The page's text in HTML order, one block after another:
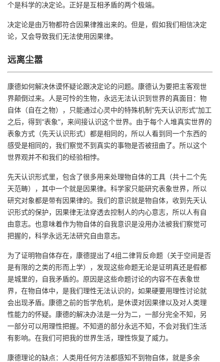
个是科学的决定论。正好是互相矛盾的两个极端。
决定论是由万物都符合因果律推出来的。但是，假如我们相信决定
论，又会导致我们无法使用因果律。
远离尘嚣
康德如何解决休谟怀疑论跟决定论的问题。康德认为要把主客观世
界颠倒过来。人是可怜的生物，永远无法认识到世界的真面目：物
自体（自在之物），只能通过心灵中的特殊机制“先天认识形式”加工
之后，得到“表象”，来间接认识这个世界。由于每个人堆真实世界的
表象方式（先天认识形式）都是相同的，所以人看到同一个东西的
感受是相同的，我们察觉不到真实的事物是否被扭曲了。所以这个
世界观并不和我们的经验相悖。
先天认识形式里，包含了很多用来处理物自体的工具（共十二个先
天范畴），其中一个就是因果律。科学家只能研究表象世界，所以
研究对象都是带有因果律的。我们的意识就是物自体，收到先天认
识形式的保护，因果律无法穿透去控制人的内心意志，所以人有自
由意志。也意味着作为物自体的自我意识是没用办法被我们察觉可
把握的，科学永远无法研究自由意志。
为了证明物自体存在，康德提出了4组二律背反命题（关于空间是否
是有限的之类的形而上学），发现这些命题无论是证明真还是假都
是城里的，自我矛盾的。原因是这些命题讨论的内容不在表象世
界，在物自体中，是我们理性无法认识的，如果硬要用理性讨论就
会出现矛盾。 康德之前的哲学危机，是休谟对因果律以及对人类理
性能力的怀疑。康德的解决办法是一分为二，一部分完全不知，另
一部分可以用理性把握。不知道的部分永远不知，不会对我们生活
有影响。在我们可把我的世界生活，理性恢复了威力。
康德理论的缺点：人类用任何方法都感知不到物自体，就是多余